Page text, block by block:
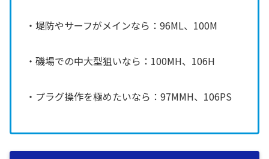
・堤防やサーフがメインなら：96ML、100M
・磯場での中大型狙いなら：100MH、106H
・プラグ操作を極めたいなら：97MMH、106PS